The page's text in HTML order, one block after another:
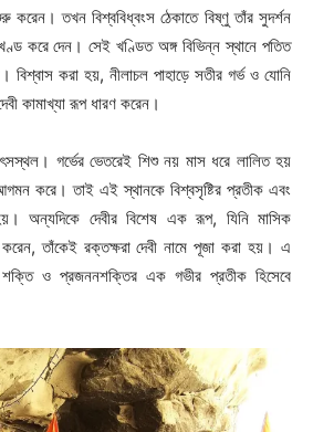
করেন। তখন বিশ্ববিধ্বংস ঠেকাতে বিষ্ণু তাঁর সুদর্শন
করে দেন। সেই খণ্ডিত অঙ্গ বিভিন্ন স্থানে পতিত
বিশ্বাস করা হয়, নীলাচল পাহাড়ে সতীর গর্ভ ও যোনি
কামাখ্যা রূপ ধারণ করেন।
গর্ভের ভেতরেই শিশু নয় মাস ধরে লালিত হয়
করে। তাই এই স্থানকে বিশ্বসৃষ্টির প্রতীক এবং
হয়। অন্যদিকে দেবীর বিশেষ এক রূপ, যিনি মাসিক
তাঁকেই রক্তক্ষরা দেবী নামে পূজা করা হয়। এ
শক্তি ও প্রজননশক্তির এক গভীর প্রতীক হিসেবে